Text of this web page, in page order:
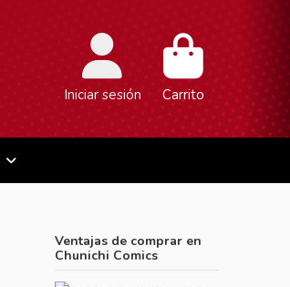
Iniciar sesión Carrito
Ventajas de comprar en
Chunichi Comics